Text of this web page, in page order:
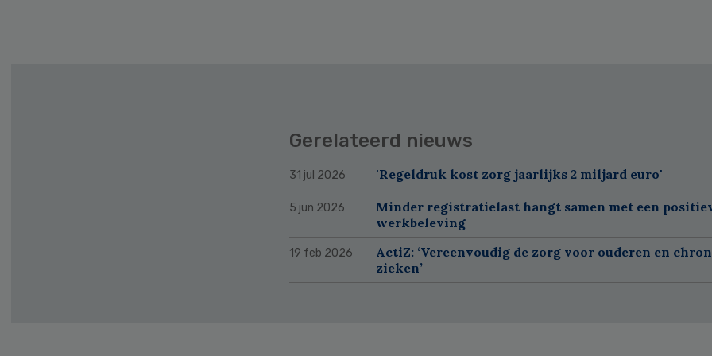
Gerelateerd nieuws
31 jul 2026 'Regeldruk kost zorg jaarlijks 2 miljard euro'
5 jun 2026
Minder registratielast hangt samen met een
werkbeleving
19 feb 2026
ActiZ: ‘Vereenvoudig de zorg voor ouderen en
zieken’